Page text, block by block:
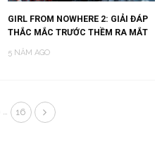
GIRL FROM NOWHERE 2: GIẢI ĐÁP
THẮC MẮC TRƯỚC THỀM RA MẮT
5 NĂM AGO
… 16